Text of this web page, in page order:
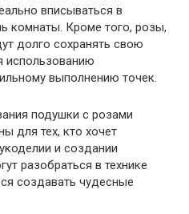
вписываться в
комнаты. Кроме того, розы,
долго сохранять свою
использованию
выполнению точек.
подушки с розами
для тех, кто хочет
и создании
разобраться в технике
создавать чудесные